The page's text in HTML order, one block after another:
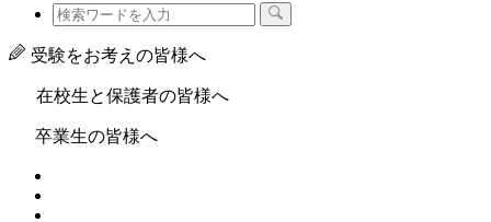
受験をお考えの皆様へ
在校生と保護者の皆様へ
卒業生の皆様へ